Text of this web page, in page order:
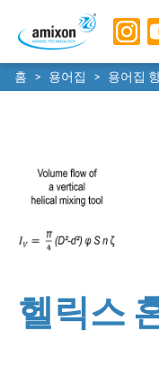
Skip to main
Skip to main content
Skip to page footer
You are here:
홈 용어집 용어집
헬릭스